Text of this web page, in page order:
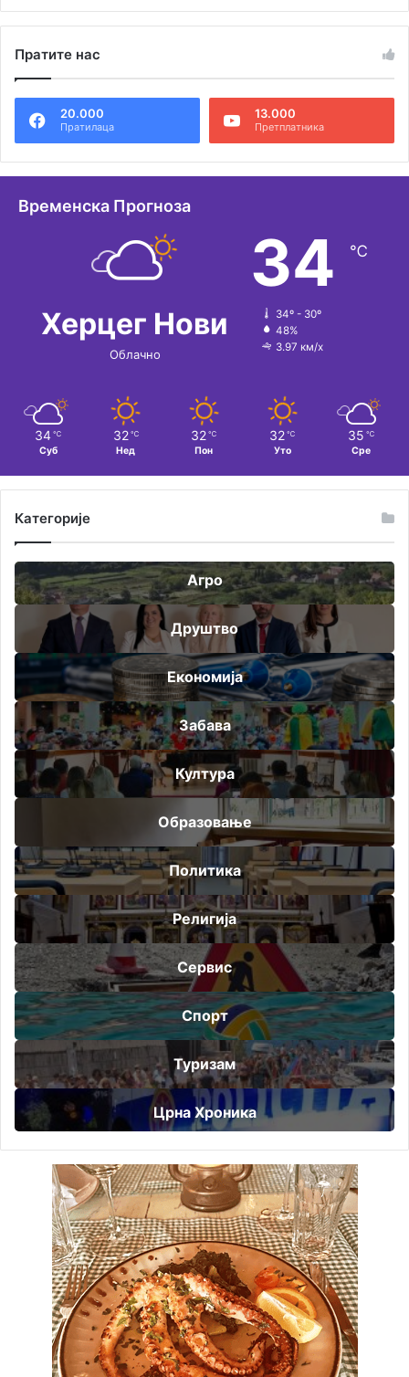
Пратите нас
20.000
Пратилаца
13.000
Претплатника
Временска Прогноза
Херцег Нови
Облачно
34 ℃
34º - 30º
48%
3.97 км/х
34 ℃
Суб
32 ℃
Нед
32 ℃
Пон
32 ℃
Уто
35 ℃
Сре
Категорије
Агро
Друштво
Економија
Забава
Култура
Образовање
Политика
Религија
Сервис
Спорт
Туризам
Црна Хроника